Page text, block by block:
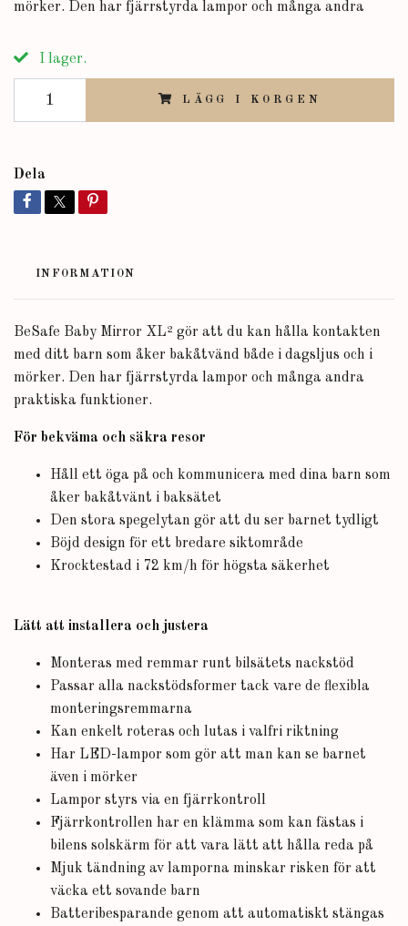
mörker. Den har fjärrstyrda lampor och många andra
I lager.
LÄGG I KORGEN
Dela
INFORMATION
BeSafe Baby Mirror XL² gör att du kan hålla kontakten
med ditt barn som åker bakåtvänd både i dagsljus och i
mörker. Den har fjärrstyrda lampor och många andra
praktiska funktioner.
För bekväma och säkra resor
Håll ett öga på och kommunicera med dina barn som
åker bakåtvänt i baksätet
Den stora spegelytan gör att du ser barnet tydligt
Böjd design för ett bredare siktområde
Krocktestad i 72 km/h för högsta säkerhet
Lätt att installera och justera
Monteras med remmar runt bilsätets nackstöd
Passar alla nackstödsformer tack vare de flexibla
monteringsremmarna
Kan enkelt roteras och lutas i valfri riktning
Har LED-lampor som gör att man kan se barnet
även i mörker
Lampor styrs via en fjärrkontroll
Fjärrkontrollen har en klämma som kan fästas i
bilens solskärm för att vara lätt att hålla reda på
Mjuk tändning av lamporna minskar risken för att
väcka ett sovande barn
Batteribesparande genom att automatiskt stängas